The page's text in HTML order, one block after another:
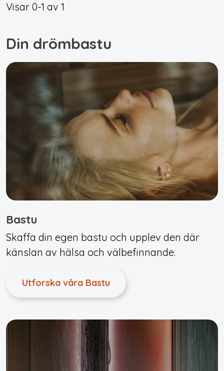
Visar 0-1 av 1
Din drömbastu
Bastu
Skaffa din egen bastu och upplev den där
känslan av hälsa och välbefinnande.
Utforska våra Bastu